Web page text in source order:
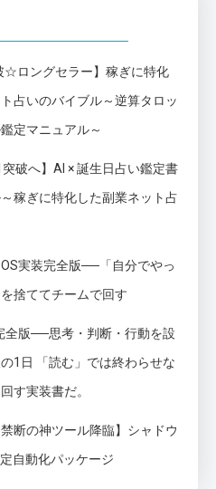
☆ロングセラー】稼ぎに特化
占いのバイブル～逆算タロッ
定マニュアル～
破へ】AI × 誕生日占い鑑定書
稼ぎに特化した副業ネット占
実装完全版──「自分でやっ
捨ててチームで回す
全版──思考・判断・行動を設
1日 「読む」では終わらせな
す実装書だ。
禁断の神ツール降臨】シャドウ
自動化パッケージ